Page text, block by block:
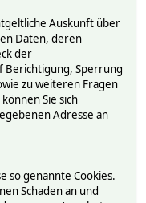
Auskunft über
Daten, deren
der
Berichtigung, Sperrung
zu weiteren Fragen
Sie sich
Adresse an
so genannte Cookies.
Schaden an und